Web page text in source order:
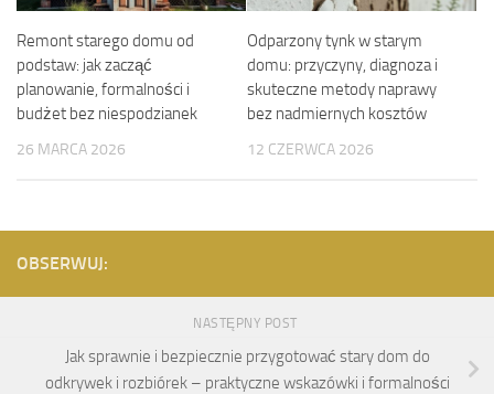
Remont starego domu od
podstaw: jak zacząć
planowanie, formalności i
budżet bez niespodzianek
26 MARCA 2026
Odparzony tynk w starym
domu: przyczyny, diagnoza i
skuteczne metody naprawy
bez nadmiernych kosztów
12 CZERWCA 2026
OBSERWUJ:
NASTĘPNY POST
Jak sprawnie i bezpiecznie przygotować stary dom do
odkrywek i rozbiórek – praktyczne wskazówki i formalności